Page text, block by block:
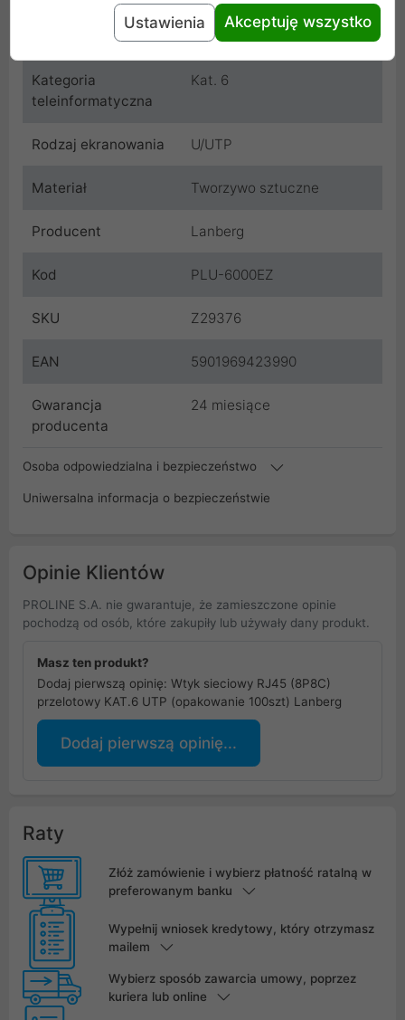
Przezroczysty
Kategoria
teleinformatyczna
Kat. 6
Rodzaj ekranowania U/UTP
Materiał Tworzywo sztuczne
Producent Lanberg
Kod PLU-6000EZ
SKU Z29376
EAN 5901969423990
Gwarancja
producenta
24 miesiące
Osoba odpowiedzialna i bezpieczeństwo
Uniwersalna informacja o bezpieczeństwie
Opinie Klientów
PROLINE S.A. nie gwarantuje, że zamieszczone opinie
pochodzą od osób, które zakupiły lub używały dany produkt.
Masz ten produkt?
Dodaj pierwszą opinię: Wtyk sieciowy RJ45 (8P8C)
przelotowy KAT.6 UTP (opakowanie 100szt) Lanberg
Dodaj pierwszą opinię...
Raty
Złóż zamówienie i wybierz płatność ratalną w
preferowanym banku
Wypełnij wniosek kredytowy, który otrzymasz
mailem
Wybierz sposób zawarcia umowy, poprzez
kuriera lub online
Ustawienia Akceptuję wszystko